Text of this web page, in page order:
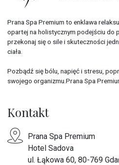
Prana Spa Premium to enklawa
opartej na holistycznym podejściu do
przekonaj się o sile i skuteczności
ciała.
Pozbądź się bólu, napięć i stresu,
swojego organizmu.Prana Spa
Kontakt
Prana Spa Premium
Hotel Sadova
ul. Łąkowa 60, 80-769